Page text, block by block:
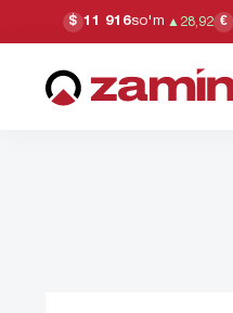
$ 11 916so'm ▲ 28,92 €